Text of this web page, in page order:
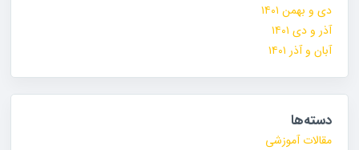
دی و بهمن ۱۴۰۱
آذر و دی ۱۴۰۱
آبان و آذر ۱۴۰۱
دسته‌ها
مقالات آموزشی